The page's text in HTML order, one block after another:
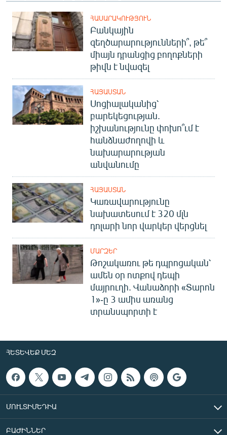
ՀԱՍԱՐԱԿՈՒԹՅՈՒՆ
Բանկային
զեղծարարությունների՞, թե՞
միայն դրանցից բողոքների
թիվն է նվազել
ՀԱՅԱՍՏԱՆ
Սոցիալականից՝
բարեկեցության.
իշխանությունը փոխո՞ւմ է
հանձնաժողովի և
նախարարության
անվանումը
ՀԱՅԱՍՏԱՆ
Կառավարությունը
նախատեսում է 320 մլն
դոլարի նոր վարկեր վերցնել
ՄԱՐԶԵՐ
Թոշակառու թե դպրոցական՝
ամեն օր ոտքով դեպի
մայրուղի. Վանաձորի «Տարոն
1»-ը 3 ամիս առանց
տրանսպորտի է
ՀԵՏԵՎԵՔ ՄԵԶ
ՄՈՒԼՏԻՄԵԴԻԱ
ԲԱԺԻՆՆԵՐ